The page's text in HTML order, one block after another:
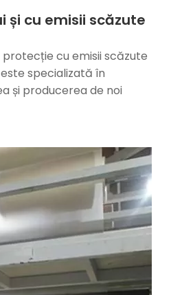
și cu emisii scăzute
cu emisii scăzute
specializată în
și producerea de noi